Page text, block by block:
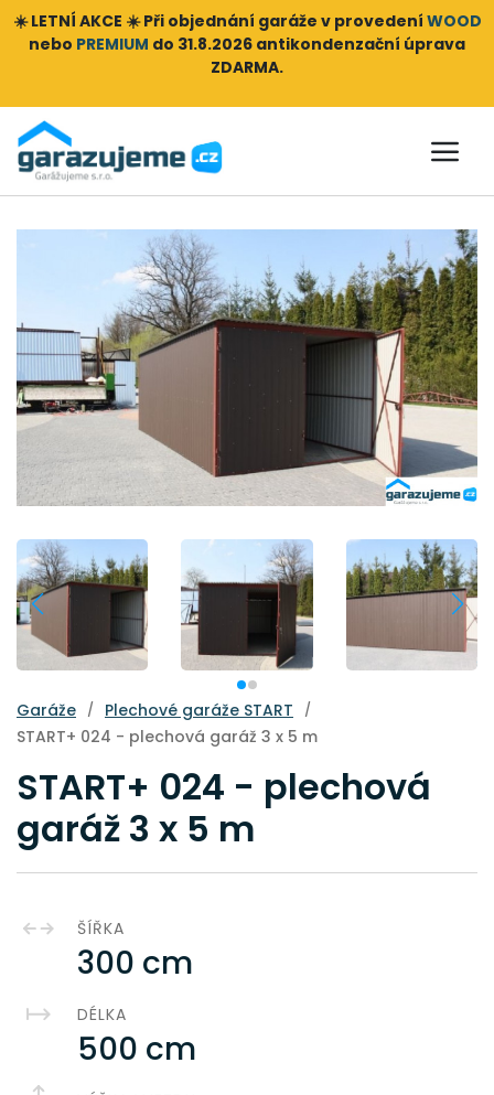
☀️ LETNÍ AKCE ☀️ Při objednání garáže v provedení WOOD
nebo PREMIUM do 31.8.2026 antikondenzační úprava
ZDARMA.
Garáže / Plechové garáže START /
START+ 024 - plechová garáž 3 x 5 m
START+ 024 - plechová
garáž 3 x 5 m
ŠÍŘKA
300 cm
DÉLKA
500 cm